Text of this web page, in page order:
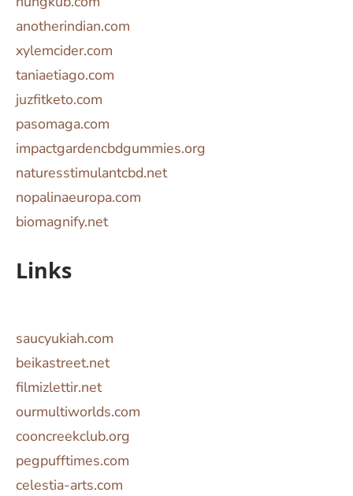
anotherindian.com
xylemcider.com
taniaetiago.com
juzfitketo.com
pasomaga.com
impactgardencbdgummies.org
naturesstimulantcbd.net
nopalinaeuropa.com
biomagnify.net
Links
saucyukiah.com
beikastreet.net
filmizlettir.net
ourmultiworlds.com
cooncreekclub.org
pegpufftimes.com
celestia-arts.com